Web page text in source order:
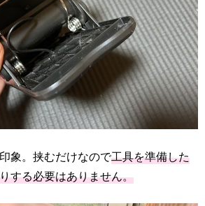
象。挟むだけなので工具を準備した
する必要はありません。